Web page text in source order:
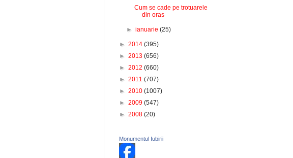
Cum se cade pe trotuarele
din oras
►ianuarie(25)
► 2014 (395)
► 2013 (656)
► 2012 (660)
► 2011 (707)
► 2010 (1007)
► 2009 (547)
► 2008 (20)
Monumentul Iubirii